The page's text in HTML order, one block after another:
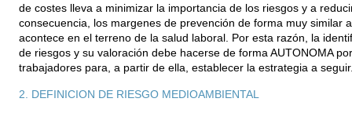
de costes lleva a minimizar la importancia de los riesgos y a
consecuencia, los margenes de prevención de forma muy similar
acontece en el terreno de la salud laboral. Por esta razón, la
de riesgos y su valoración debe hacerse de forma AUTONOMA
trabajadores para, a partir de ella, establecer la estrategia a
2. DEFINICION DE RIESGO MEDIOAMBIENTAL